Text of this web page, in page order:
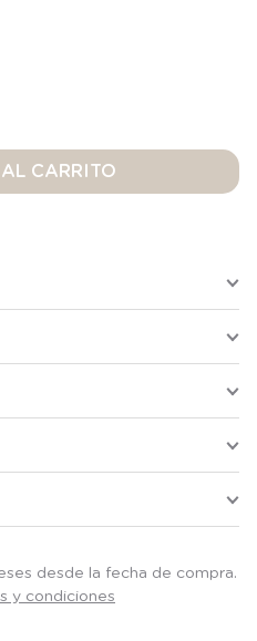
CARRITO
desde la fecha de compra.
y condiciones